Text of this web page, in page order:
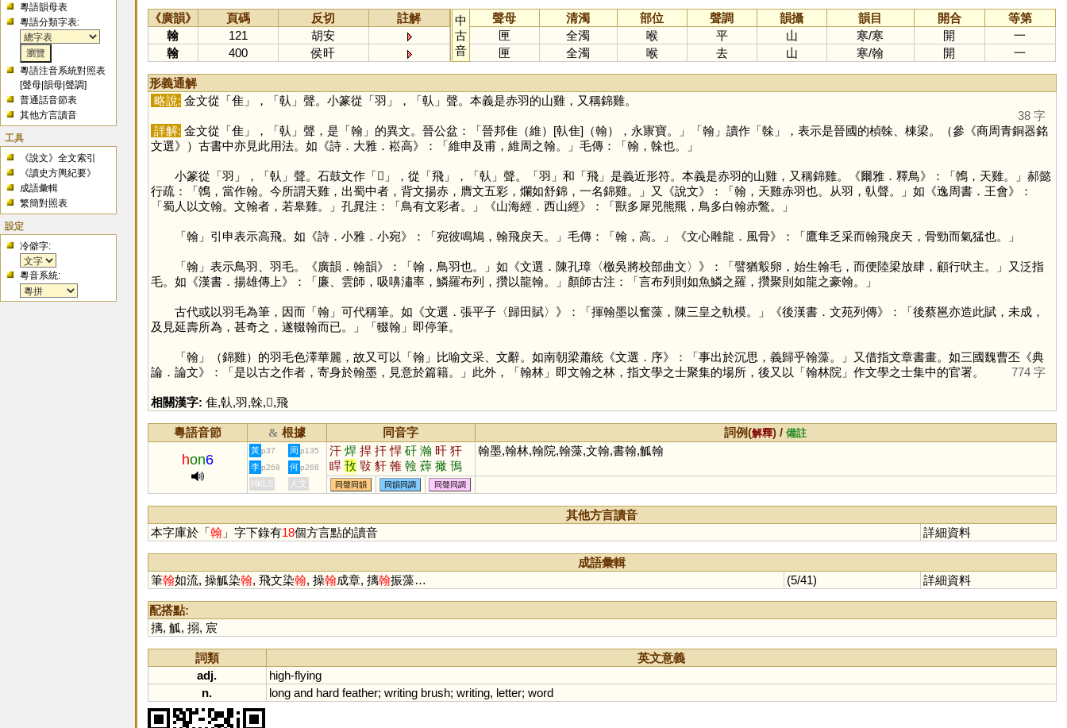
粵語韻母表
粵語分類字表:
粵語注音系統對照表
[聲母 |韻母 |聲調]
普通話音節表
其他方言讀音
工具
《說文》全文索引
《讀史方輿紀要》
成語彙輯
繁簡對照表
設定
冷僻字:
粵音系統:
《廣韻》 頁碼 反切
註解
翰
121
胡安
翰
400 侯旰
中
古
音
聲母 清濁 部位 聲調 韻攝 韻目 開合
等第
匣
全濁 喉 平 山 寒/寒 開
一
匣
全濁 喉 去 山 寒/翰 開 一
形義通解
略說: 金文從「隹」，「倝 」聲。小篆從「羽 」，「倝 」聲。本義是赤羽的山雞，又稱錦雞。
38 字
詳解: 金文從「隹」，「倝 」聲，是「翰 」的異文。晉公盆：「晉邦隹（維）[倝隹]（翰），永㝩寶。」「翰 」讀作「榦 」，表示是晉國的楨榦、棟梁。（參《商周青銅器銘
文選》）古書中亦見此用法。如《詩．大雅．崧高》：「維申及甫，維周之翰。」毛傳：「翰，榦也。」
小篆從「羽 」，「倝 」聲。石鼓文作「𩙶 」，從「飛」，「倝 」聲。「羽 」和「飛」是義近形符。本義是赤羽的山雞，又稱錦雞。《爾雅．釋鳥》：「鶾，天雞。」郝懿
行疏：「鶾，當作翰。今所謂天雞，出蜀中者，背文揚赤，膺文五彩，爛如舒錦，一名錦雞。」又《說文》：「翰，天雞赤羽也。从羽，倝聲。」如《逸周書．王會》：
「蜀人以文翰。文翰者，若皋雞。」孔晁注：「鳥有文彩者。」《山海經．西山經》：「獸多犀兕熊羆，鳥多白翰赤鷩。」
「翰 」引申表示高飛。如《詩．小雅．小宛》：「宛彼鳴鳩，翰飛戾天。」毛傳：「翰，高。」《文心雕龍．風骨》：「鷹隼乏采而翰飛戾天，骨勁而氣猛也。」
「翰 」表示鳥羽、羽毛。《廣韻．翰韻》：「翰，鳥羽也。」如《文選．陳孔璋〈檄吳將校部曲文〉》：「譬猶鷇卵，始生翰毛，而便陸梁放肆，顧行吠主。」又泛指
毛。如《漢書．揚雄傳上》：「廉、雲師，吸嚊潚率，鱗羅布列，攢以龍翰。」顏師古注：「言布列則如魚鱗之羅，攢聚則如龍之豪翰。」
古代或以羽毛為筆，因而「翰 」可代稱筆。如《文選．張平子〈歸田賦〉》：「揮翰墨以奮藻，陳三皇之軌模。」《後漢書．文苑列傳》：「後蔡邕亦造此賦，未成，
及見延壽所為，甚奇之，遂輟翰而已。」「輟翰」即停筆。
「翰 」（錦雞）的羽毛色澤華麗，故又可以「翰 」比喻文采、文辭。如南朝梁蕭統《文選．序》：「事出於沉思，義歸乎翰藻。」又借指文章書畫。如三國魏曹丕《典
論．論文》：「是以古之作者，寄身於翰墨，見意於篇籍。」此外，「翰林」即文翰之林，指文學之士聚集的場所，後又以「翰林院」作文學之士集中的官署。
774 字
相關漢字: 隹,倝,羽,榦,𩙶,飛
粵語音節 & 根據 同音字 詞例(解釋) /備註
hon6
黃 p37 周 p135 汗 焊 捍 扞 悍 矸 瀚 旰 犴
睅 攼 㪋 豻 雗 螒 蔊 撖 鳱
馯 閈 釬 鶾 涆 駻 銲
翰墨,翰林,翰院,翰藻,文翰,書翰,觚翰
李 p268 何 p268
HKLS 人文 同聲同韻 同韻同調 同聲同調
其他方言讀音
本字庫於「翰 」字下錄有18個方言點的讀音 詳細資料
成語彙輯
筆翰如流, 操觚染翰, 飛文染翰, 操翰成章, 摛翰振藻… (5/41) 詳細資料
配搭點:
摛, 觚, 搦, 宸
詞類
英文意義
adj.
high-flying
n.
long and hard feather; writing brush; writing, letter; word